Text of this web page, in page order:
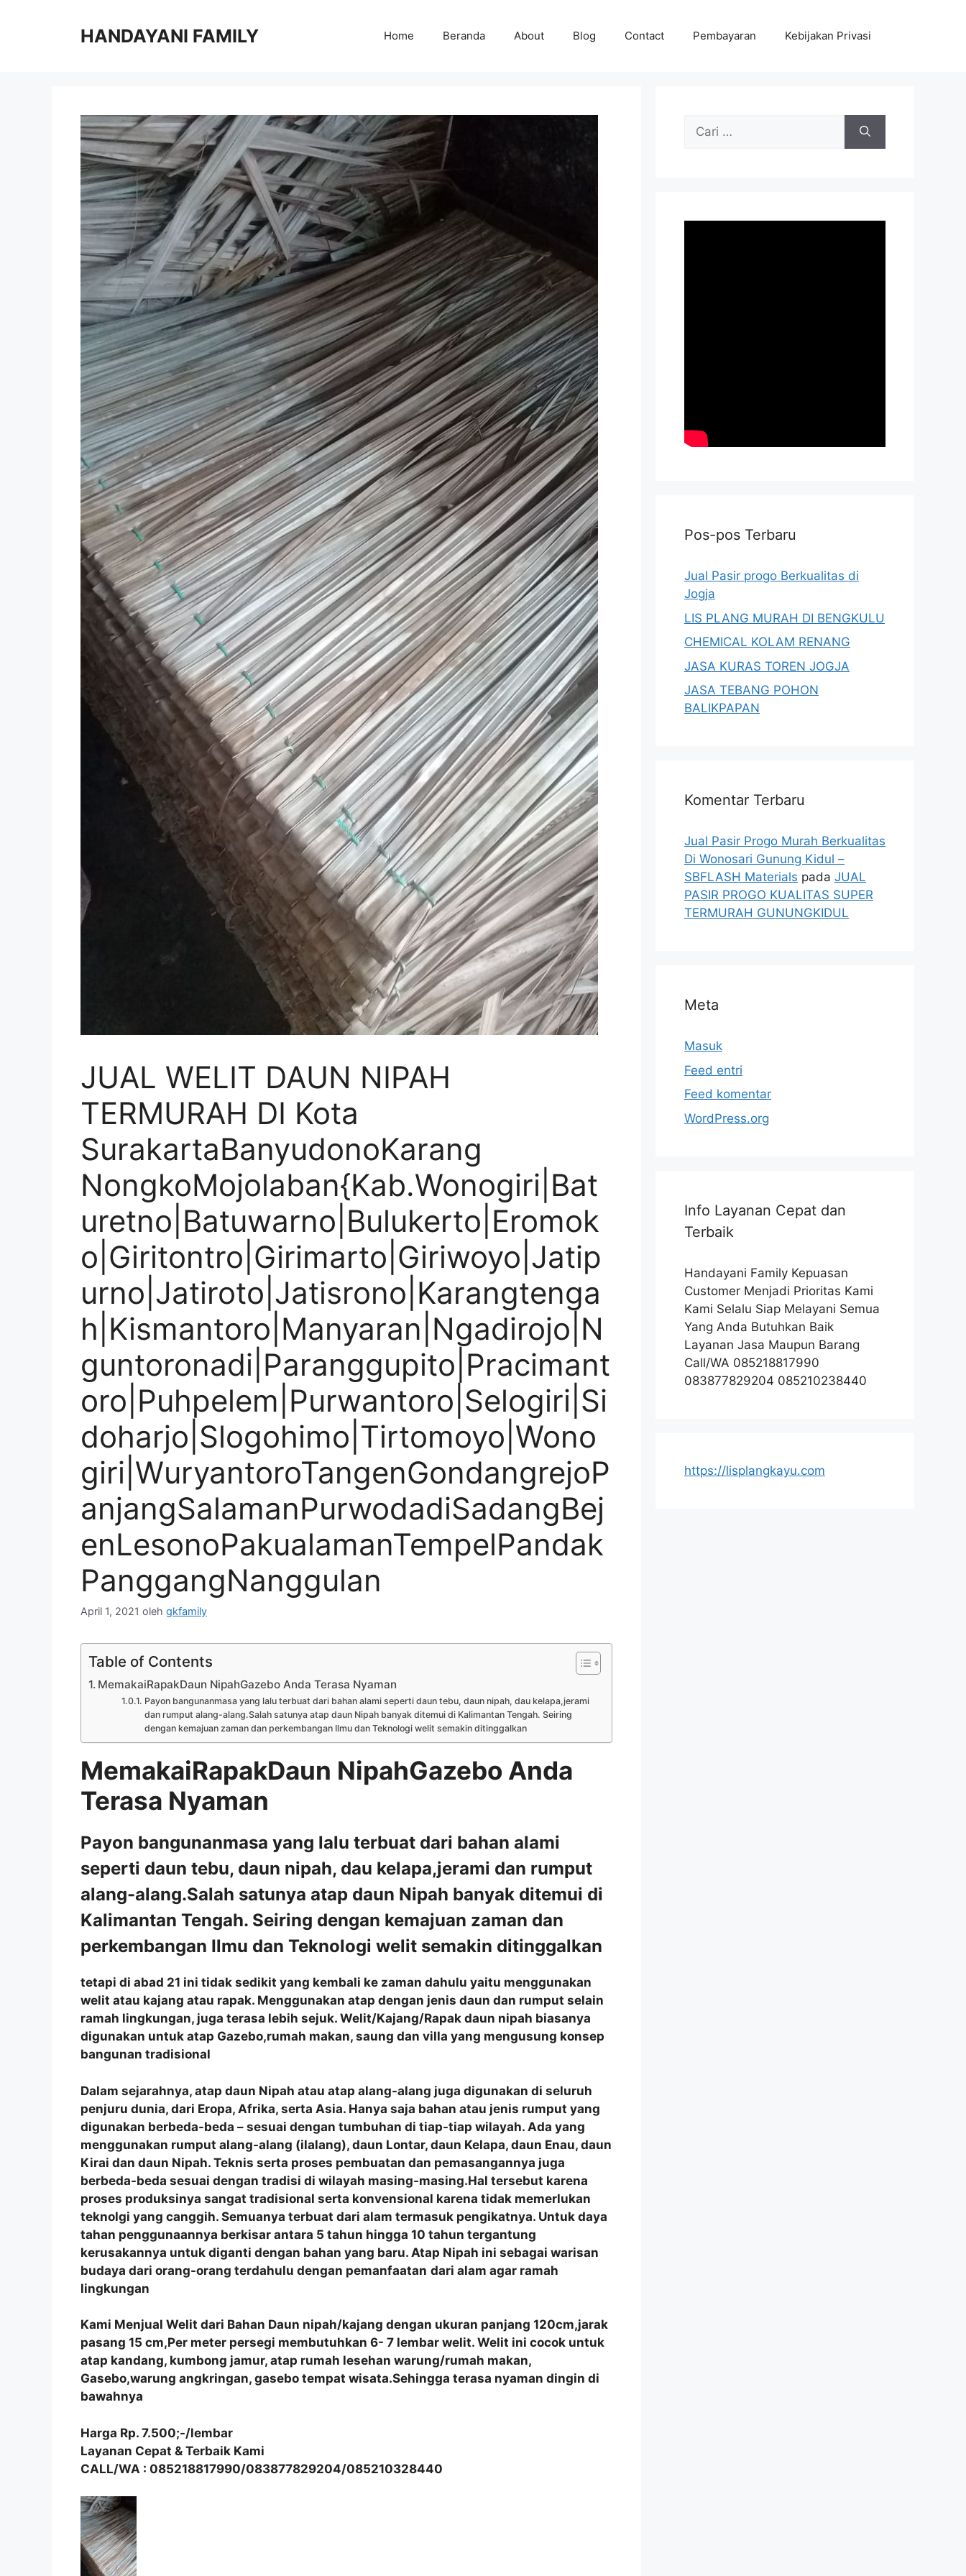
HANDAYANI FAMILY Home Beranda About Blog Contact Pembayaran Kebijakan Privasi
JUAL WELIT DAUN NIPAH
TERMURAH DI Kota
SurakartaBanyudonoKarang
NongkoMojolaban{Kab.Wonogiri|Bat
uretno|Batuwarno|Bulukerto|Eromok
o|Giritontro|Girimarto|Giriwoyo|Jatip
urno|Jatiroto|Jatisrono|Karangtenga
h|Kismantoro|Manyaran|Ngadirojo|N
guntoronadi|Paranggupito|Pracimant
oro|Puhpelem|Purwantoro|Selogiri|Si
doharjo|Slogohimo|Tirtomoyo|Wono
giri|WuryantoroTangenGondangrejoP
anjangSalamanPurwodadiSadangBej
enLesonoPakualamanTempelPandak
PanggangNanggulan
April 1, 2021 oleh gkfamily
Table of Contents
MemakaiRapakDaun NipahGazebo Anda Terasa Nyaman
Payon bangunanmasa yang lalu terbuat dari bahan alami seperti daun tebu, daun nipah, dau kelapa,jerami
dan rumput alang-alang.Salah satunya atap daun Nipah banyak ditemui di Kalimantan Tengah. Seiring
dengan kemajuan zaman dan perkembangan Ilmu dan Teknologi welit semakin ditinggalkan
MemakaiRapakDaun NipahGazebo Anda
Terasa Nyaman
Payon bangunanmasa yang lalu terbuat dari bahan alami
seperti daun tebu, daun nipah, dau kelapa,jerami dan rumput
alang-alang.Salah satunya atap daun Nipah banyak ditemui di
Kalimantan Tengah. Seiring dengan kemajuan zaman dan
perkembangan Ilmu dan Teknologi welit semakin ditinggalkan
tetapi di abad 21 ini tidak sedikit yang kembali ke zaman dahulu yaitu menggunakan
welit atau kajang atau rapak. Menggunakan atap dengan jenis daun dan rumput selain
ramah lingkungan, juga terasa lebih sejuk. Welit/Kajang/Rapak daun nipah biasanya
digunakan untuk atap Gazebo,rumah makan, saung dan villa yang mengusung konsep
bangunan tradisional
Dalam sejarahnya, atap daun Nipah atau atap alang-alang juga digunakan di seluruh
penjuru dunia, dari Eropa, Afrika, serta Asia. Hanya saja bahan atau jenis rumput yang
digunakan berbeda-beda – sesuai dengan tumbuhan di tiap-tiap wilayah. Ada yang
menggunakan rumput alang-alang (ilalang), daun Lontar, daun Kelapa, daun Enau, daun
Kirai dan daun Nipah. Teknis serta proses pembuatan dan pemasangannya juga
berbeda-beda sesuai dengan tradisi di wilayah masing-masing.Hal tersebut karena
proses produksinya sangat tradisional serta konvensional karena tidak memerlukan
teknolgi yang canggih. Semuanya terbuat dari alam termasuk pengikatnya. Untuk daya
tahan penggunaannya berkisar antara 5 tahun hingga 10 tahun tergantung
kerusakannya untuk diganti dengan bahan yang baru. Atap Nipah ini sebagai warisan
budaya dari orang-orang terdahulu dengan pemanfaatan dari alam agar ramah
lingkungan
Kami Menjual Welit dari Bahan Daun nipah/kajang dengan ukuran panjang 120cm,jarak
pasang 15 cm,Per meter persegi membutuhkan 6- 7 lembar welit. Welit ini cocok untuk
atap kandang, kumbong jamur, atap rumah lesehan warung/rumah makan,
Gasebo,warung angkringan, gasebo tempat wisata.Sehingga terasa nyaman dingin di
bawahnya
Harga Rp. 7.500;-/lembar
Layanan Cepat & Terbaik Kami
CALL/WA : 085218817990/083877829204/085210328440
Cari
Pos-pos Terbaru
Jual Pasir progo Berkualitas di
Jogja
LIS PLANG MURAH DI BENGKULU
CHEMICAL KOLAM RENANG
JASA KURAS TOREN JOGJA
JASA TEBANG POHON
BALIKPAPAN
Komentar Terbaru
Jual Pasir Progo Murah Berkualitas
Di Wonosari Gunung Kidul –
SBFLASH Materials pada JUAL
PASIR PROGO KUALITAS SUPER
TERMURAH GUNUNGKIDUL
Meta
Masuk
Feed entri
Feed komentar
WordPress.org
Info Layanan Cepat dan
Terbaik
Handayani Family Kepuasan
Customer Menjadi Prioritas Kami
Kami Selalu Siap Melayani Semua
Yang Anda Butuhkan Baik
Layanan Jasa Maupun Barang
Call/WA 085218817990
083877829204 085210238440
https://lisplangkayu.com